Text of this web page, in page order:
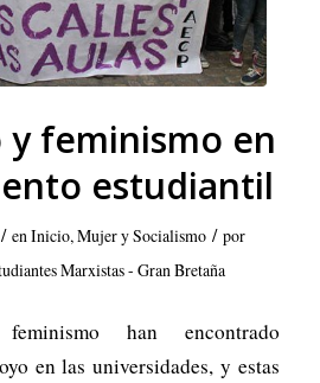
y feminismo en
estudiantil
/ enInicio,Mujer y Socialismo / por
Marxistas - Gran Bretaña
han encontrado
en las universidades, y estas